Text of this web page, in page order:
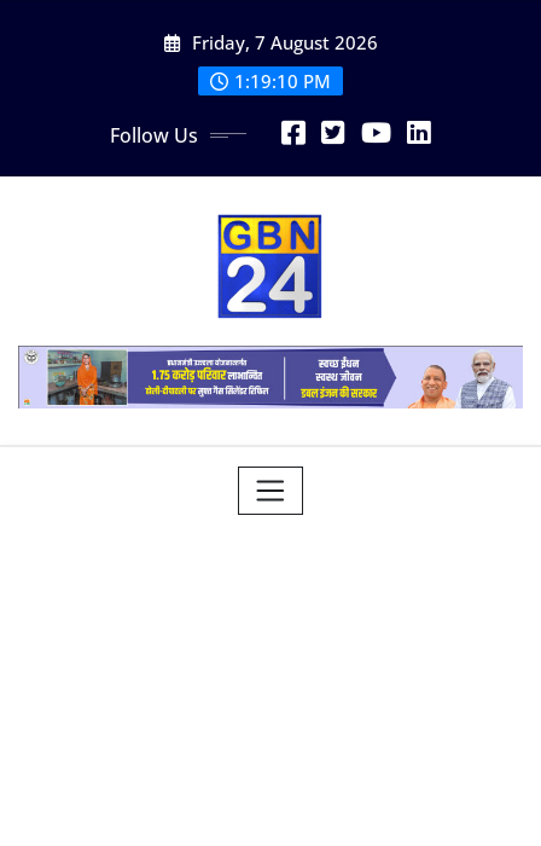
Friday, 7 August 2026
1:19:11 PM
Follow Us